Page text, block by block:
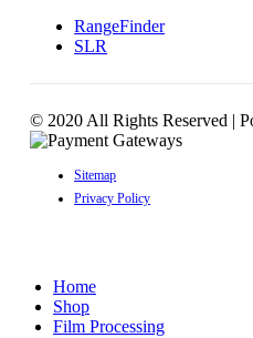
RangeFinder
SLR
© 2020 All Rights Reserved |
Sitemap
Privacy Policy
Home
Shop
Film Processing